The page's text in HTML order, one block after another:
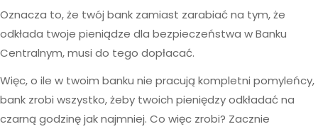
Oznacza to, że twój bank zamiast zarabiać na tym, że
odkłada twoje pieniądze dla bezpieczeństwa w Banku
Centralnym, musi do tego dopłacać.
Więc, o ile w twoim banku nie pracują kompletni pomyleńcy,
bank zrobi wszystko, żeby twoich pieniędzy odkładać na
czarną godzinę jak najmniej. Co więc zrobi? Zacznie